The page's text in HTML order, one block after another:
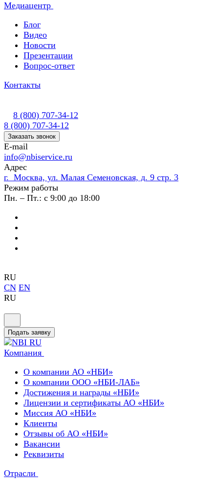
Медиацентр
Блог
Видео
Новости
Презентации
Вопрос-ответ
Контакты
8 (800) 707-34-12
8 (800) 707-34-12
Заказать звонок
E-mail
info@nbiservice.ru
Адрес
г. Москва, ул. Малая Семеновская, д. 9 стр. 3
Режим работы
Пн. – Пт.: с 9:00 до 18:00
RU
CN EN
RU
Подать заявку
Компания
О компании АО «НБИ»
О компании ООО «НБИ-ЛАБ»
Достижения и награды «НБИ»
Лицензии и сертификаты АО «НБИ»
Миссия АО «НБИ»
Клиенты
Отзывы об АО «НБИ»
Вакансии
Реквизиты
Отрасли